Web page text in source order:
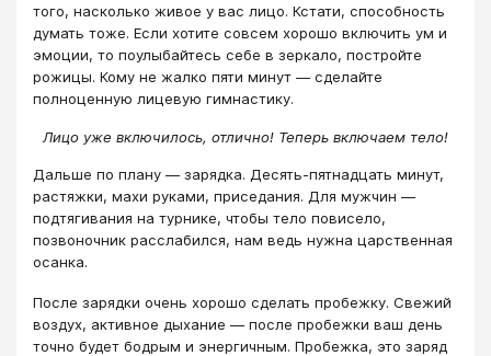
того, насколько живое у вас лицо. Кстати, способность
думать тоже. Если хотите совсем хорошо включить ум и
эмоции, то поулыбайтесь себе в зеркало, постройте
рожицы. Кому не жалко пяти минут — сделайте
полноценную лицевую гимнастику.
Лицо уже включилось, отлично! Теперь включаем тело!
Дальше по плану — зарядка. Десять-пятнадцать минут,
растяжки, махи руками, приседания. Для мужчин —
подтягивания на турнике, чтобы тело повисело,
позвоночник расслабился, нам ведь нужна царственная
осанка.
После зарядки очень хорошо сделать пробежку. Свежий
воздух, активное дыхание — после пробежки ваш день
точно будет бодрым и энергичным. Пробежка, это заряд